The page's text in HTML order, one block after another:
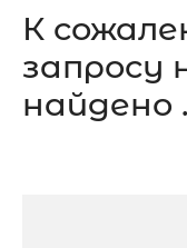
К
запросу
найдено .